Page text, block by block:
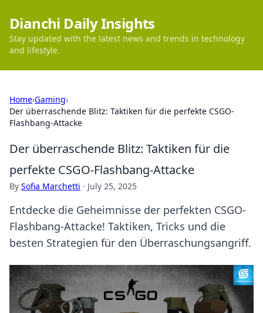
Dianchi Daily Insights
Stay updated with the latest news and trends in technology
and lifestyle.
Home›Gaming›
Der überraschende Blitz: Taktiken für die perfekte CSGO-
Flashbang-Attacke
Der überraschende Blitz: Taktiken für die
perfekte CSGO-Flashbang-Attacke
By Sofia Marchetti · July 25, 2025
Entdecke die Geheimnisse der perfekten CSGO-
Flashbang-Attacke! Taktiken, Tricks und die
besten Strategien für den Überraschungsangriff.